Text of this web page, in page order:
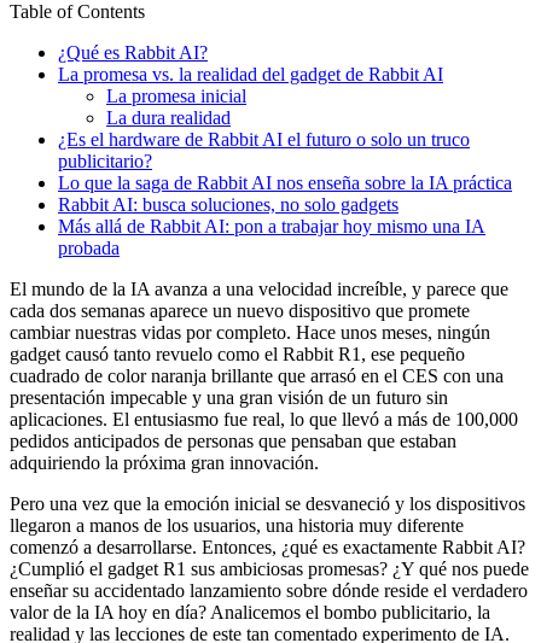
Table of Contents
¿Qué es Rabbit AI?
La promesa vs. la realidad del gadget de Rabbit AI
La promesa inicial
La dura realidad
¿Es el hardware de Rabbit AI el futuro o solo un truco
publicitario?
Lo que la saga de Rabbit AI nos enseña sobre la IA práctica
Rabbit AI: busca soluciones, no solo gadgets
Más allá de Rabbit AI: pon a trabajar hoy mismo una IA
probada
El mundo de la IA avanza a una velocidad increíble, y parece que
cada dos semanas aparece un nuevo dispositivo que promete
cambiar nuestras vidas por completo. Hace unos meses, ningún
gadget causó tanto revuelo como el Rabbit R1, ese pequeño
cuadrado de color naranja brillante que arrasó en el CES con una
presentación impecable y una gran visión de un futuro sin
aplicaciones. El entusiasmo fue real, lo que llevó a más de 100,000
pedidos anticipados de personas que pensaban que estaban
adquiriendo la próxima gran innovación.
Pero una vez que la emoción inicial se desvaneció y los dispositivos
llegaron a manos de los usuarios, una historia muy diferente
comenzó a desarrollarse. Entonces, ¿qué es exactamente Rabbit AI?
¿Cumplió el gadget R1 sus ambiciosas promesas? ¿Y qué nos puede
enseñar su accidentado lanzamiento sobre dónde reside el verdadero
valor de la IA hoy en día? Analicemos el bombo publicitario, la
realidad y las lecciones de este tan comentado experimento de IA.